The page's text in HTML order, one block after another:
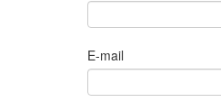
E-mail